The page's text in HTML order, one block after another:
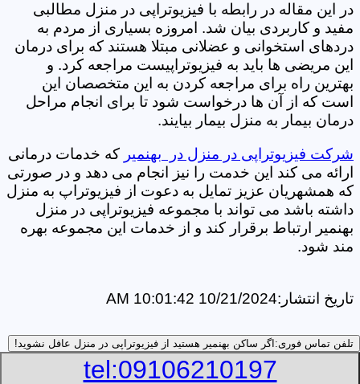
در این مقاله در رابطه با فیزیوتراپی در منزل مطالبی
مفید و کاربردی بیان شد. امروزه بسیاری از مردم به
دردهای استخوانی و عضلانی مبتلا هستند که برای درمان
این مریضی ها باید به فیزیوتراپیست مراجعه کرد. و
بهترین راه برای مراجعه کردن به این متخصصان این
است که از آن ها درخواست شود تا برای انجام مراحل
درمان بیمار به منزل بیمار بیایند.
شرکت فیزیوتراپی در منزل در بهنمیر که خدمات درمانی
ارائه می کند این خدمت را نیز انجام می دهد و در صورتی
که همشهریان عزیز تمایل به دعوت از فیزیوتراپ به منزل
داشته باشد می تواند با مجموعه فیزیوتراپی در منزل
بهنمیر ارتباط برقرار کند و از خدمات این مجموعه بهره
مند شود.
تاریخ انتشار:10/21/2024 10:01:42 AM
تلفن تماس فوری: اگر ساکن بهنمیر هستید از فیزیوتراپی در منزل عافل نشوید!
tel:09106210197